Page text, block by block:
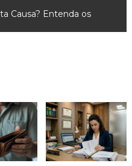
Causa? Entenda os